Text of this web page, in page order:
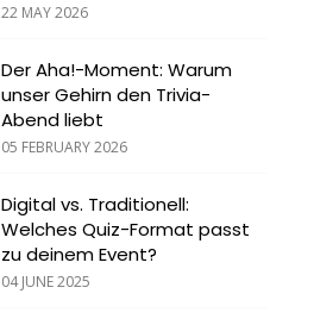
22 MAY 2026
Der Aha!-Moment: Warum
unser Gehirn den Trivia-
Abend liebt
05 FEBRUARY 2026
Digital vs. Traditionell:
Welches Quiz-Format passt
zu deinem Event?
04 JUNE 2025